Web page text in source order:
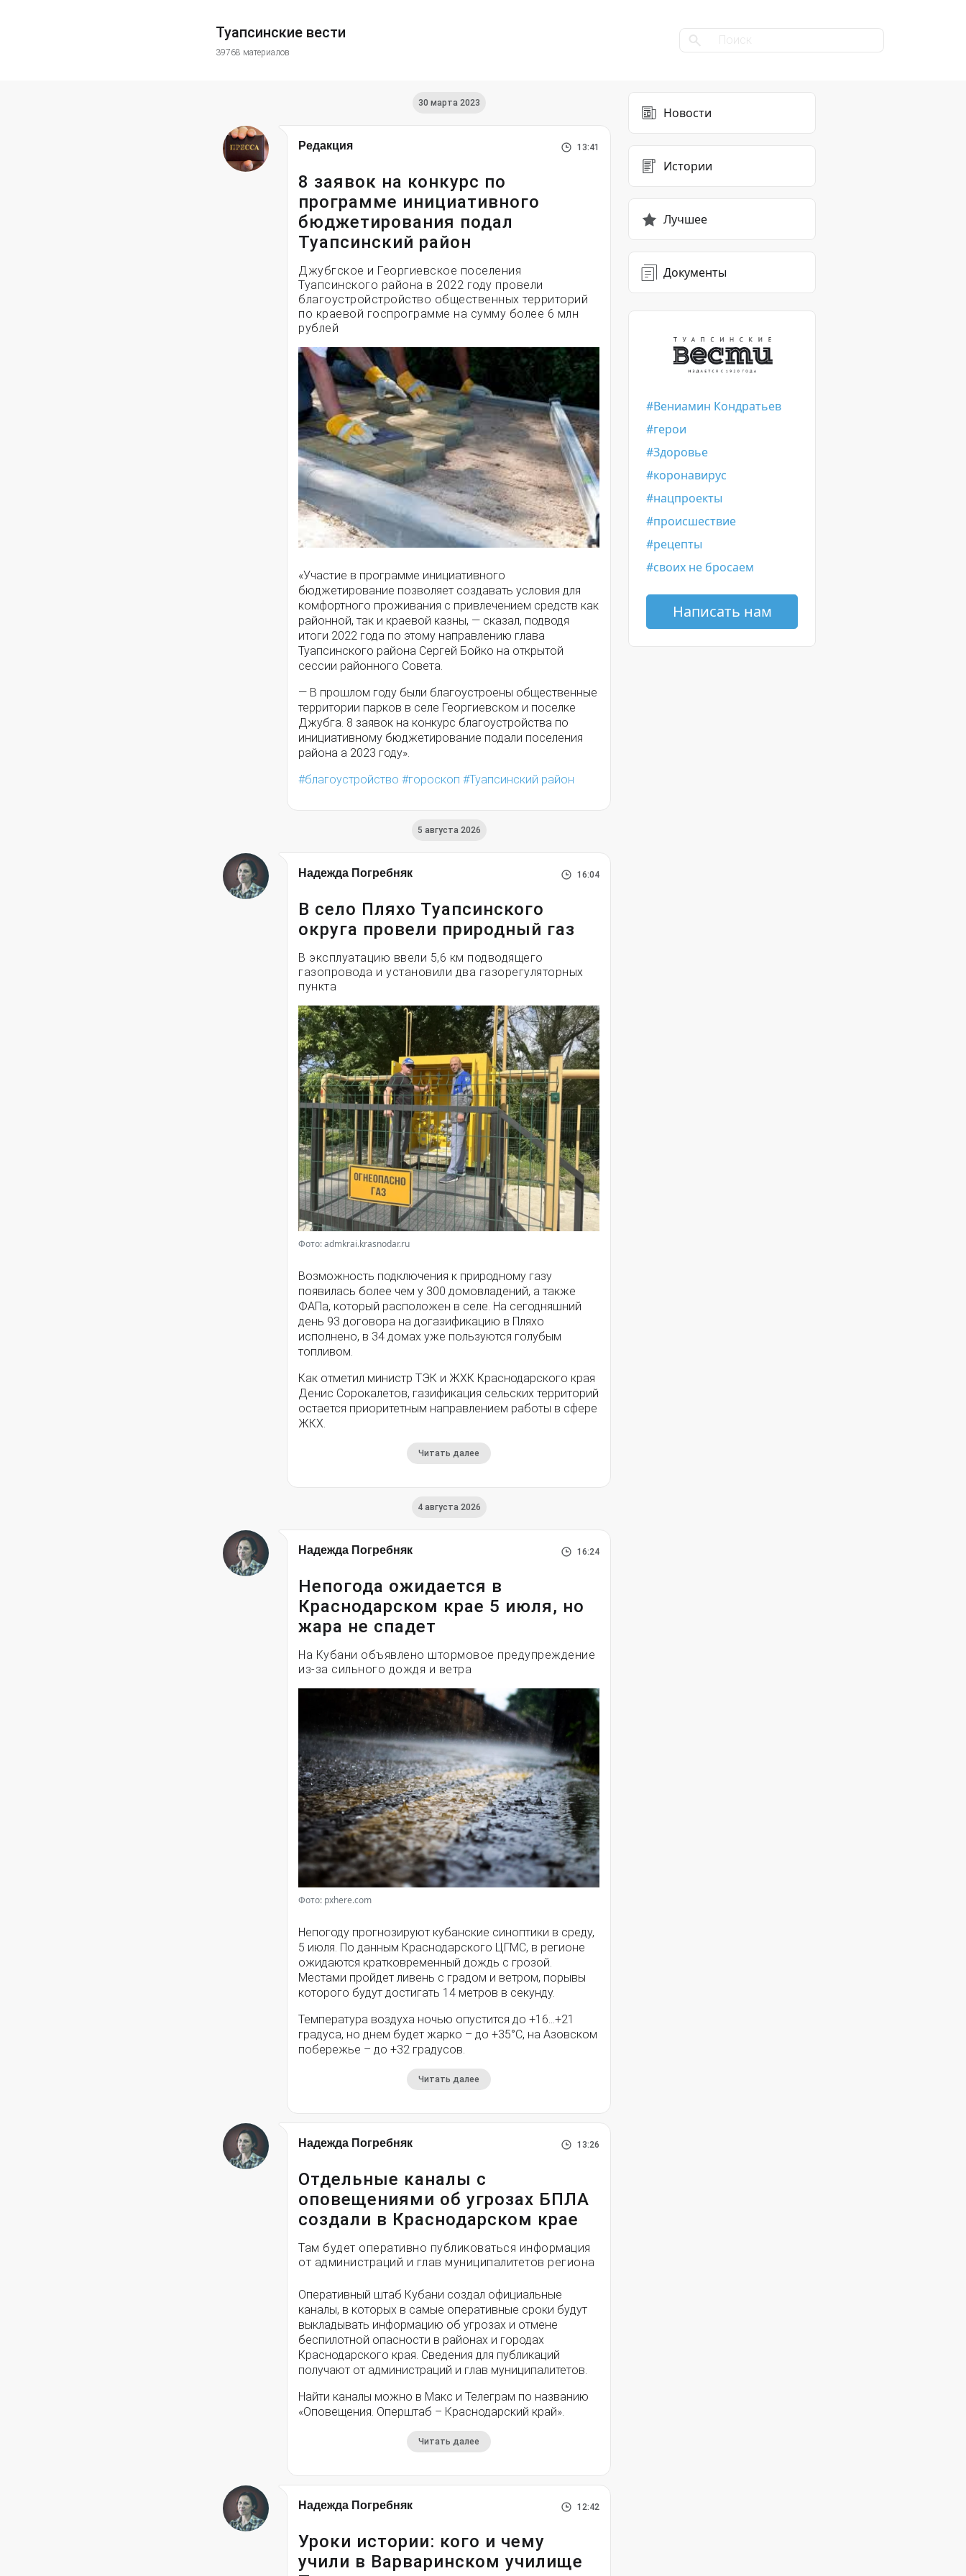
Туапсинские вести
39768 материалов
30 марта 2023
Редакция 13:41
8 заявок на конкурс по
программе инициативного
бюджетирования подал
Туапсинский район
Джубгское и Георгиевское поселения
Туапсинского района в 2022 году провели
благоустройстройство общественных территорий
по краевой госпрограмме на сумму более 6 млн
рублей
«Участие в программе инициативного
бюджетирование позволяет создавать условия для
комфортного проживания с привлечением средств как
районной, так и краевой казны, — сказал, подводя
итоги 2022 года по этому направлению глава
Туапсинского района Сергей Бойко на открытой
сессии районного Совета.
— В прошлом году были благоустроены общественные
территории парков в селе Георгиевском и поселке
Джубга. 8 заявок на конкурс благоустройства по
инициативному бюджетирование подали поселения
района а 2023 году».
благоустройство
гороскоп Туапсинский район
5 августа 2026
Надежда Погребняк 16:04
В село Пляхо Туапсинского
округа провели природный газ
В эксплуатацию ввели 5,6 км подводящего
газопровода и установили два газорегуляторных
пункта
Фото: admkrai.krasnodar.ru
Возможность подключения к природному газу
появилась более чем у 300 домовладений, а также
ФАПа, который расположен в селе. На сегодняшний
день 93 договора на догазификацию в Пляхо
исполнено, в 34 домах уже пользуются голубым
топливом.
Как отметил министр ТЭК и ЖХК Краснодарского края
Денис Сорокалетов, газификация сельских территорий
остается приоритетным направлением работы в сфере
ЖКХ.
Читать далее
4 августа 2026
Надежда Погребняк 16:24
Непогода ожидается в
Краснодарском крае 5 июля, но
жара не спадет
На Кубани объявлено штормовое предупреждение
из-за сильного дождя и ветра
Фото: pxhere.com
Непогоду прогнозируют кубанские синоптики в среду,
5 июля. По данным Краснодарского ЦГМС, в регионе
ожидаются кратковременный дождь с грозой.
Местами пройдет ливень с градом и ветром, порывы
которого будут достигать 14 метров в секунду.
Температура воздуха ночью опустится до +16…+21
градуса, но днем будет жарко – до +35°С, на Азовском
побережье – до +32 градусов.
Читать далее
Надежда Погребняк 13:26
Отдельные каналы с
оповещениями об угрозах БПЛА
создали в Краснодарском крае
Там будет оперативно публиковаться информация
от администраций и глав муниципалитетов региона
Оперативный штаб Кубани создал официальные
каналы, в которых в самые оперативные сроки будут
выкладывать информацию об угрозах и отмене
беспилотной опасности в районах и городах
Краснодарского края. Сведения для публикаций
получают от администраций и глав муниципалитетов.
Найти каналы можно в Макс и Телеграм по названию
«Оповещения. Оперштаб – Краснодарский край».
Читать далее
Надежда Погребняк 12:42
Уроки истории: кого и чему
учили в Варваринском училище
Новости
Истории
Лучшее
Документы
Вениамин Кондратьев
герои
Здоровье
коронавирус
нацпроекты
происшествие
рецепты
своих не бросаем
Написать нам